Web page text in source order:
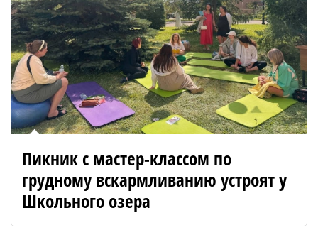
Пикник с мастер-классом по
грудному вскармливанию устроят у
Школьного озера